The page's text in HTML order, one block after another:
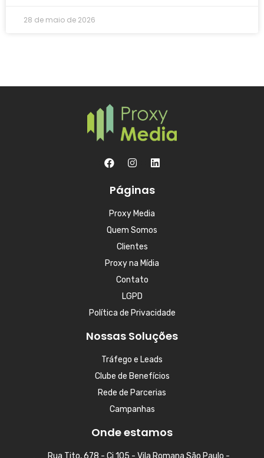
28 de maio de 2026
Páginas
Proxy Media
Quem Somos
Clientes
Proxy na Mídia
Contato
LGPD
Política de Privacidade
Nossas Soluções
Tráfego e Leads
Clube de Benefícios
Rede de Parcerias
Campanhas
Onde estamos
Rua Tito, 678 - Cj 105 - Vila Romana São Paulo -